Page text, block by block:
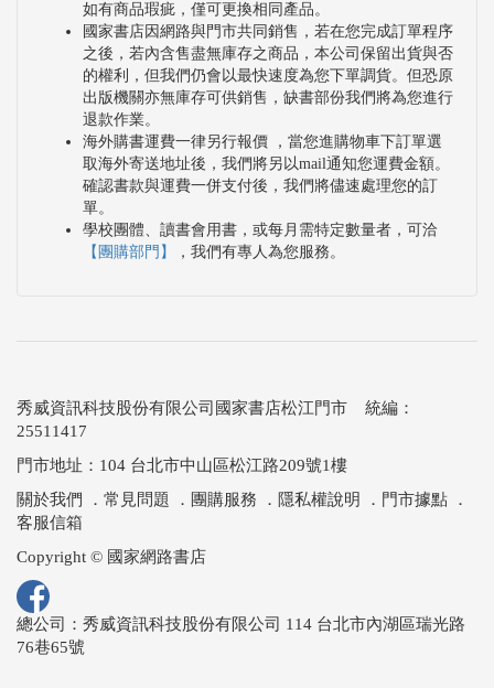
如有商品瑕疵，僅可更換相同產品。
國家書店因網路與門市共同銷售，若在您完成訂單程序
之後，若內含售盡無庫存之商品，本公司保留出貨與否
的權利，但我們仍會以最快速度為您下單調貨。但恐原
出版機關亦無庫存可供銷售，缺書部份我們將為您進行
退款作業。
海外購書運費一律另行報價 ，當您進購物車下訂單選
取海外寄送地址後，我們將另以mail通知您運費金額。
確認書款與運費一併支付後，我們將儘速處理您的訂
單。
學校團體、讀書會用書，或每月需特定數量者，可洽
【團購部門】
，我們有專人為您服務。
秀威資訊科技股份有限公司國家書店松江門市 統編：
25511417
門市地址：104 台北市中山區松江路209號1樓
關於我們
． 常見問題 ． 團購服務 ． 隱私權說明 ． 門市據點 ．
客服信箱
Copyright © 國家網路書店
總公司：秀威資訊科技股份有限公司 114 台北市內湖區瑞光路
76巷65號